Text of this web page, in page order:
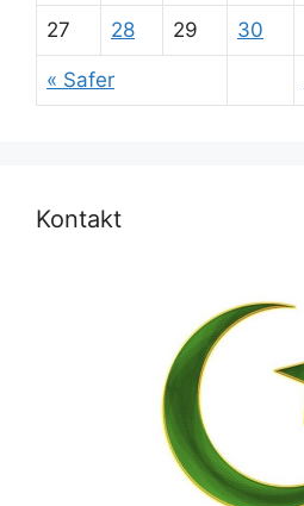
« Safer
27 28 29 30
Kontakt